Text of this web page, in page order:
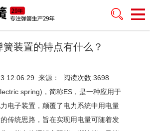
簧装置的特点有什么？
12:06:29 来源： 阅读次数:3698
spring)，简称ES，是一种应用于
电子装置，颠覆了电力系统中用电量
传统思路，旨在实现用电量可随着发